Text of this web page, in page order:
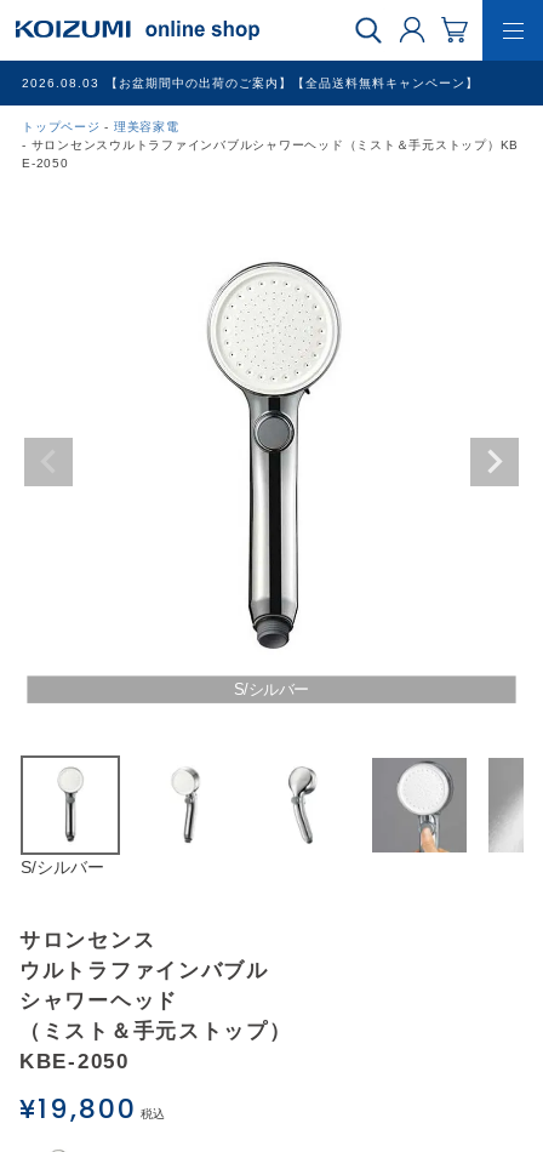
2026.08.03 【お盆期間中の出荷のご案内】【全品送料無料キャンペーン】
トップページ
理美容家電
サロンセンスウルトラファインバブルシャワーヘッド（ミスト＆手元ストップ）KB
E-2050
WEB限定品
お問い合わせ
S/シルバー
S/シルバー
サロンセンス
ウルトラファインバブル
シャワーヘッド
（ミスト＆手元ストップ）
KBE-2050
¥19,800 税込